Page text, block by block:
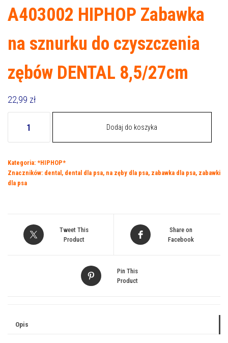
A403002 HIPHOP Zabawka
na sznurku do czyszczenia
zębów DENTAL 8,5/27cm
22,99 zł
A403002
HIPHOP
na
sznurku
DENTAL
8,5/27cm
Dodaj do koszyka
Kategoria: *HIPHOP*
Znaczników: dental , dental dla psa, na zęby dla psa, zabawka dla psa, zabawki
dla psa
Tweet This
Product
Share on
Facebook
Pin This
Product
Opis